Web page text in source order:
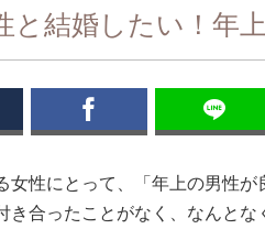
と結婚したい！年
女性にとって、「年上の男性
き合ったことがなく、なんと